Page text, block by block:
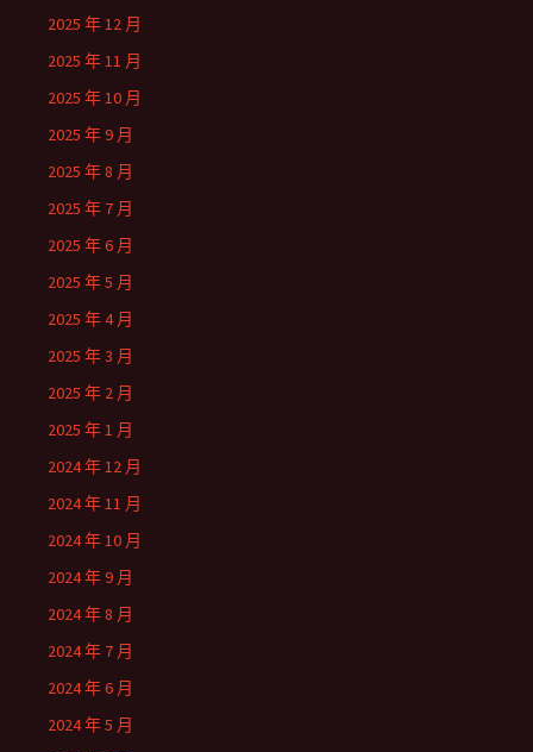
2025 年 12 月
2025 年 11 月
2025 年 10 月
2025 年 9 月
2025 年 8 月
2025 年 7 月
2025 年 6 月
2025 年 5 月
2025 年 4 月
2025 年 3 月
2025 年 2 月
2025 年 1 月
2024 年 12 月
2024 年 11 月
2024 年 10 月
2024 年 9 月
2024 年 8 月
2024 年 7 月
2024 年 6 月
2024 年 5 月